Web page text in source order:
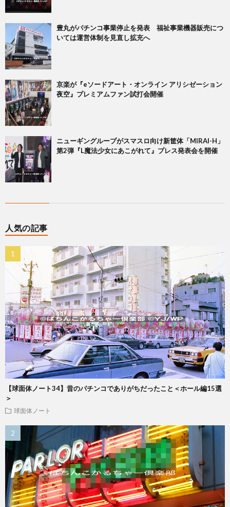
豊丸がパチンコ事業停止を発表 福祉事業機器販売につ
いては運営体制を見直し拡充へ
京楽が『eソードアート・オンライン アリシゼーション
夜空』プレミアムファン試打会開催
ニューギングループがスマスロ向け新筐体「MIRAI-H」
第2弾『L魔法少女にあこがれて』プレス発表会を開催
人気の記事
【球面体ノート34】昔のパチンコでありがちだったこと＜ホール編15選
＞
球面体ノート